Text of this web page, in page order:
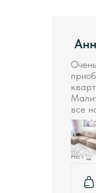
все
ни у
нет☝️